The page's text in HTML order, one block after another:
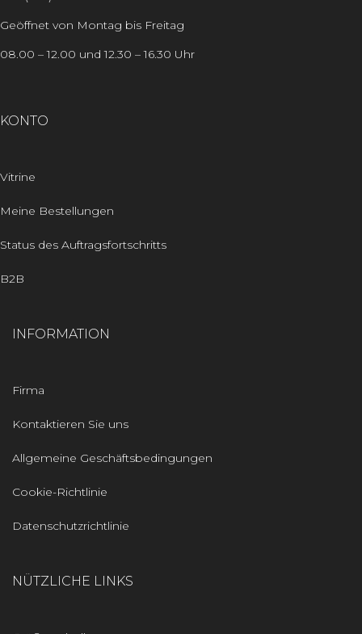
Geöffnet von Montag bis Freitag
08.00 – 12.00 und 12.30 – 16.30 Uhr
KONTO
Vitrine
Meine Bestellungen
Status des Auftragsfortschritts
B2B
INFORMATION
Firma
Kontaktieren Sie uns
Allgemeine Geschäftsbedingungen
Cookie-Richtlinie
Datenschutzrichtlinie
NÜTZLICHE LINKS